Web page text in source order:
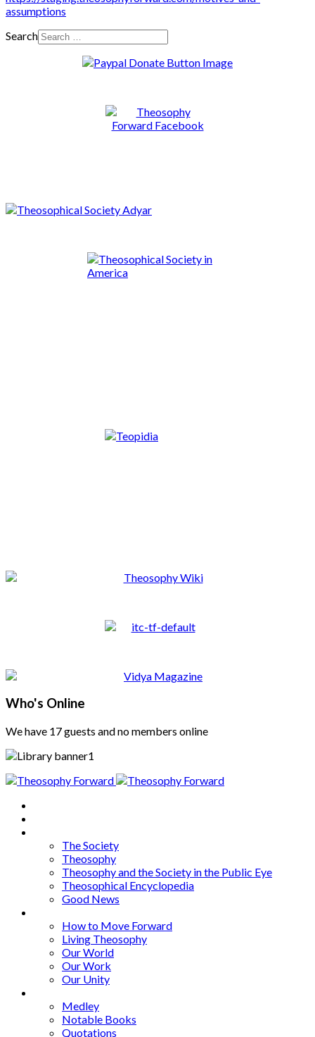
assumptions
Search
Who's Online
We have 17 guests and no members online
The Society
Theosophy
Theosophy and the Society in the Public Eye
Theosophical Encyclopedia
Good News
How to Move Forward
Living Theosophy
Our World
Our Work
Our Unity
Medley
Notable Books
Quotations